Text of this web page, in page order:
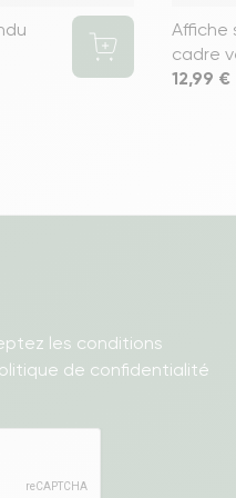
Affiche
cadre
Prix
12,99 €
les conditions
de confidentialité